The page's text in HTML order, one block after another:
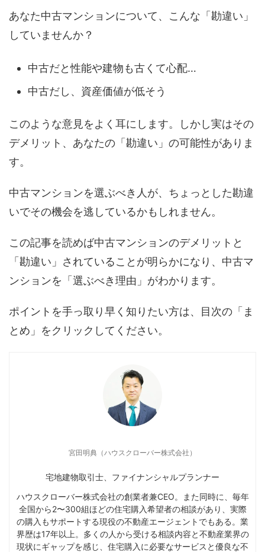
あなた中古マンションについて、こんな「勘違い」
していませんか？
中古だと性能や建物も古くて心配…
中古だし、資産価値が低そう
このような意見をよく耳にします。しかし実はその
デメリット、あなたの「勘違い」の可能性がありま
す。
中古マンションを選ぶべき人が、ちょっとした勘違
いでその機会を逃しているかもしれません。
この記事を読めば中古マンションのデメリットと
「勘違い」されていることが明らかになり、中古マ
ンションを「選ぶべき理由」がわかります。
ポイントを手っ取り早く知りたい方は、目次の「ま
とめ」をクリックしてください。
宮田明典（ハウスクローバー株式会社）
宅地建物取引士、ファイナンシャルプランナー
ハウスクローバー株式会社の創業者兼CEO。また同時に、毎年
全国から2〜300組ほどの住宅購入希望者の相談があり、実際
の購入もサポートする現役の不動産エージェントでもある。業
界歴は17年以上。多くの人から受ける相談内容と不動産業界の
現状にギャップを感じ、住宅購入に必要なサービスと優良な不